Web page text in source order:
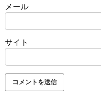
メール
サイト